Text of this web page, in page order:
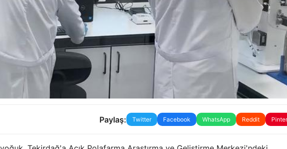
Paylaş: Twitter Facebook WhatsApp Reddit